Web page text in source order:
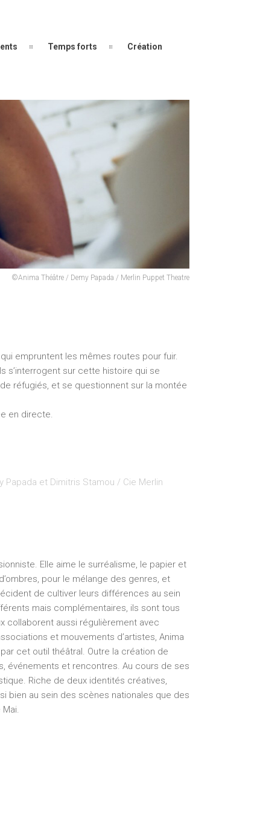
Temps forts Création
©Anima Théâtre / Demy Papada / Merlin Puppet Theatre
empruntent les mêmes routes pour fuir.
s’interrogent sur cette histoire qui se
réfugiés, et se questionnent sur la montée
en directe.
et Dimitris Stamou / Cie Merlin
Elle aime le surréalisme, le papier et
pour le mélange des genres, et
de cultiver leurs différences au sein
mais complémentaires, ils sont tous
collaborent aussi régulièrement avec
et mouvements d’artistes, Anima
cet outil théâtral. Outre la création de
événements et rencontres. Au cours de ses
Riche de deux identités créatives,
bien au sein des scènes nationales que des